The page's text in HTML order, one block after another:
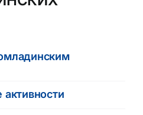
активности